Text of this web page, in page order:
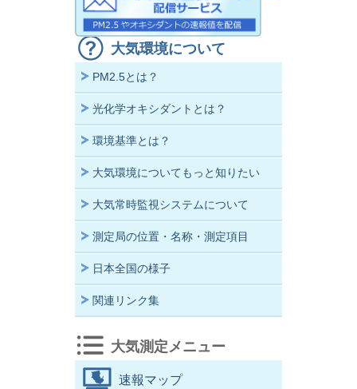
大気環境について
PM2.5とは？
光化学オキシダントとは？
環境基準とは？
大気環境についてもっと知りたい
大気常時監視システムについて
測定局の位置・名称・測定項目
日本全国の様子
関連リンク集
大気測定メニュー
速報マップ